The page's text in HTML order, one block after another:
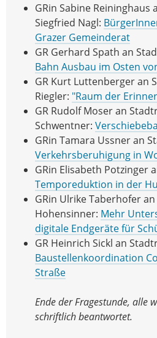
GRin Sabine
Siegfried Nagl:
Grazer Gemeinderat
GR Gerhard Spath an
Bahn Ausbau im Osten
GR Kurt Luttenberger an
Riegler: "Raum der
GR Rudolf Moser an
Schwentner:
GRin Tamara Ussner an
Verkehrsberuhigung in
GRin Elisabeth Potzinger
Temporeduktion in der
GRin Ulrike Taberhofer
Hohensinner: Mehr
digitale Endgeräte für
GR Heinrich Sickl an
Baustellenkoordination
Straße
Ende der Fragestunde, alle
schriftlich beantwortet.